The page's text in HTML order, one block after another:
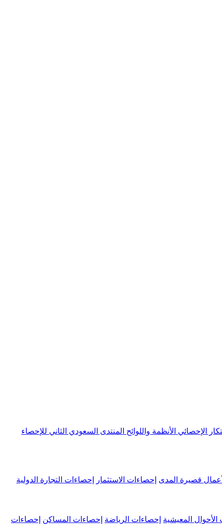
الإحصائي الأنظمة واللوائح المنتدى السعودي الثاني للإحصاء
قصيرة المدى إحصاءات الاستثمار إحصاءات التجارة الدولية
الأحوال المعيشية إحصاءات الرياضة إحصاءات المساكن إحصاءات